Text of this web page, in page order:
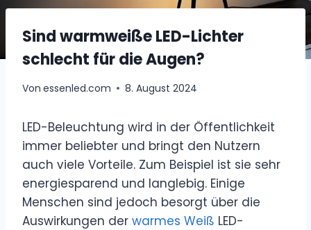
Sind warmweiße LED-Lichter
schlecht für die Augen?
Von essenled.com 8. August 2024
LED-Beleuchtung wird in der Öffentlichkeit
immer beliebter und bringt den Nutzern
auch viele Vorteile. Zum Beispiel ist sie sehr
energiesparend und langlebig. Einige
Menschen sind jedoch besorgt über die
Auswirkungen der warmes Weiß LED-